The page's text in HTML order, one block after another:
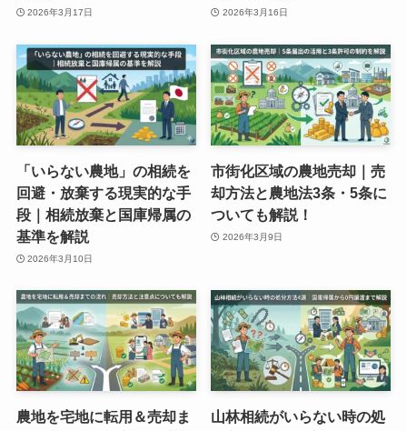
2026年3月17日 2026年3月16日
「いらない農地」の相続を
回避・放棄する現実的な手
段｜相続放棄と国庫帰属の
基準を解説
2026年3月10日
市街化区域の農地売却｜売
却方法と農地法3条・5条に
ついても解説！
2026年3月9日
農地を宅地に転用＆売却ま
山林相続がいらない時の処